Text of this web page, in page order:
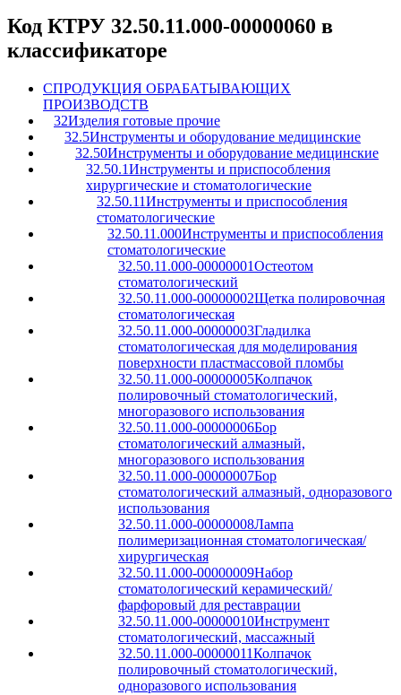
Код КТРУ 32.50.11.000-00000060 в
классификаторе
CПРОДУКЦИЯ ОБРАБАТЫВАЮЩИХ
ПРОИЗВОДСТВ
32Изделия готовые прочие
32.5Инструменты и оборудование медицинские
32.50Инструменты и оборудование медицинские
32.50.1Инструменты и приспособления
хирургические и стоматологические
32.50.11Инструменты и приспособления
стоматологические
32.50.11.000Инструменты и приспособления
стоматологические
32.50.11.000-00000001Остеотом
стоматологический
32.50.11.000-00000002Щетка полировочная
стоматологическая
32.50.11.000-00000003Гладилка
стоматологическая для моделирования
поверхности пластмассовой пломбы
32.50.11.000-00000005Колпачок
полировочный стоматологический,
многоразового использования
32.50.11.000-00000006Бор
стоматологический алмазный,
многоразового использования
32.50.11.000-00000007Бор
стоматологический алмазный, одноразового
использования
32.50.11.000-00000008Лампа
полимеризационная стоматологическая/
хирургическая
32.50.11.000-00000009Набор
стоматологический керамический/
фарфоровый для реставрации
32.50.11.000-00000010Инструмент
стоматологический, массажный
32.50.11.000-00000011Колпачок
полировочный стоматологический,
одноразового использования